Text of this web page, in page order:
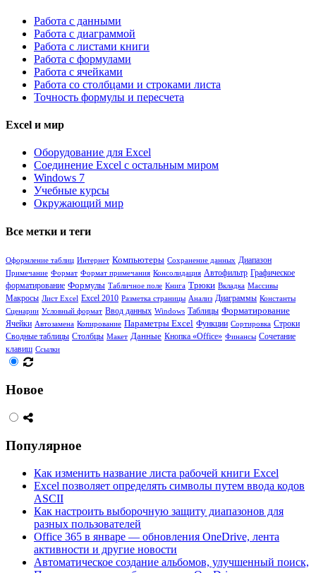
Работа с данными
Работа с диаграммой
Работа с листами книги
Работа с формулами
Работа с ячейками
Работа со столбцами и строками листа
Точность формулы и пересчета
Excel и мир
Оборудование для Excel
Соединение Excel с остальным миром
Windows 7
Учебные курсы
Окружающий мир
Все метки и теги
Оформление таблиц Интернет Компьютеры Сохранение данных Диапазон
Примечание Формат Формат примечания Консолидация Автофильтр Графическое
форматирование Формулы Табличное поле Книга Трюки Вкладка Массивы
Макросы Лист Excel Excel 2010 Разметка страницы Анализ Диаграммы Константы
Сценарии Условный формат Ввод данных Windows Таблицы Форматирование
Ячейки Автозамена Копирование Параметры Excel Функции Сортировка Строки
Сводные таблицы Столбцы Макет Данные Кнопка «Office» Финансы Сочетание
клавиш Ссылки
Новое
Популярное
Как изменить название листа рабочей книги Excel
Excel позволяет определять символы путем ввода кодов
ASCII
Как настроить выборочную защиту диапазонов для
разных пользователей
Office 365 в январе — обновления OneDrive, лента
активности и другие новости
Автоматическое создание альбомов, улучшенный поиск,